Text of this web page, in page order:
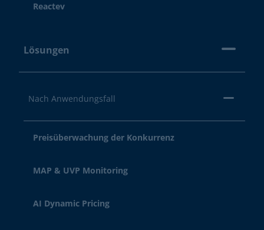
Reactev
Lösungen
Nach Anwendungsfall
Preisüberwachung der Konkurrenz
MAP & UVP Monitoring
AI Dynamic Pricing